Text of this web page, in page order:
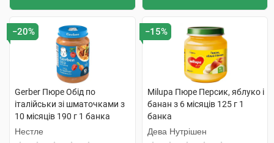
−20%
Gerber Пюре Обід по
італійськи зі шматочками з
10 місяців 190 г 1 банка
Нестле
−15%
Milupa Пюре Персик, яблуко і
банан з 6 місяців 125 г 1
банка
Дева Нутрішен